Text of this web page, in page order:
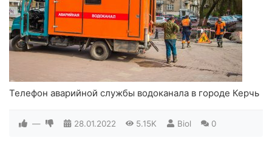
Телефон аварийной службы водоканала в городе Керчь
— 28.01.2022 5.15K Biol 0